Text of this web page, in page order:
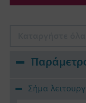
Σήμα